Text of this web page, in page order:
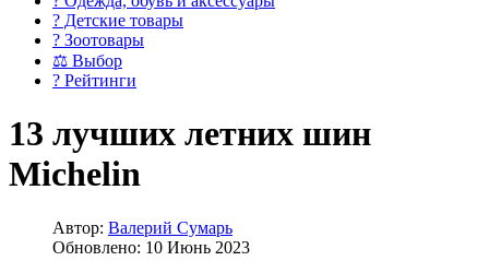
? Детские товары
? Зоотовары
⚖ Выбор
? Рейтинги
13 лучших летних шин
Michelin
Автор: Валерий Сумарь
Обновлено: 10 Июнь 2023